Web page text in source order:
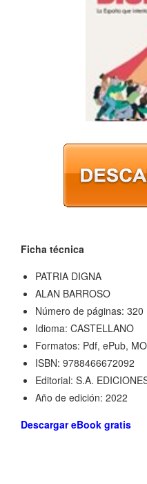
Ficha técnica
PATRIA DIGNA
ALAN BARROSO
Número de páginas: 320
Idioma: CASTELLANO
Formatos: Pdf, ePub,
ISBN: 9788466672092
Editorial: S.A.
Año de edición: 2022
Descargar eBook gratis